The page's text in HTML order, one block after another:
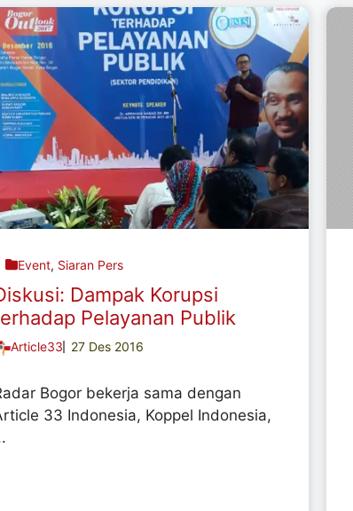
Event, Siaran Pers
Dampak Korupsi
Pelayanan Publik
Article33 27 Des 2016
Bogor bekerja sama dengan
33 Indonesia, Koppel Indonesia,